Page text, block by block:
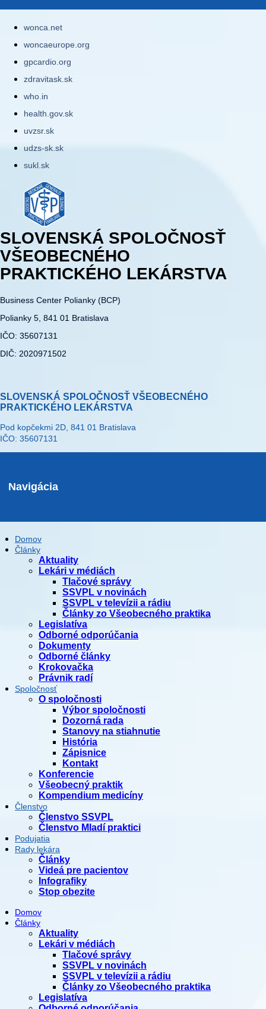
wonca.net
woncaeurope.org
gpcardio.org
zdravitask.sk
who.in
health.gov.sk
uvzsr.sk
udzs-sk.sk
sukl.sk
SLOVENSKÁ SPOLOČNOSŤ
VŠEOBECNÉHO
PRAKTICKÉHO LEKÁRSTVA
Business Center Polianky (BCP)
Polianky 5, 841 01 Bratislava
IČO: 35607131
DIČ: 2020971502
SLOVENSKÁ SPOLOČNOSŤ VŠEOBECNÉHO
PRAKTICKÉHO LEKÁRSTVA
Pod kopčekmi 2D, 841 01 Bratislava
IČO: 35607131
Navigácia
Domov
Články
Aktuality
Lekári v médiách
Tlačové správy
SSVPL v novinách
SSVPL v televízii a rádiu
Články zo Všeobecného praktika
Legislatíva
Odborné odporúčania
Dokumenty
Odborné články
Krokovačka
Právnik radí
Spoločnosť
O spoločnosti
Výbor spoločnosti
Dozorná rada
Stanovy na stiahnutie
História
Zápisnice
Kontakt
Konferencie
Všeobecný praktik
Kompendium medicíny
Členstvo
Členstvo SSVPL
Členstvo Mladí praktici
Podujatia
Rady lekára
Články
Videá pre pacientov
Infografiky
Stop obezite
Domov
Články
Aktuality
Lekári v médiách
Tlačové správy
SSVPL v novinách
SSVPL v televízii a rádiu
Články zo Všeobecného praktika
Legislatíva